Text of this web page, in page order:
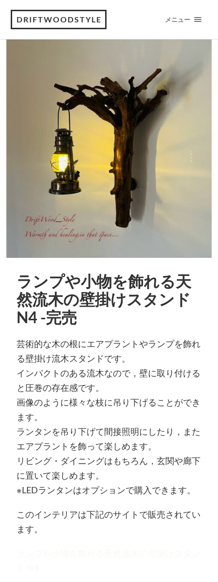
DRIFTWOODSTYLE メニュー
ランプや小物を飾れる天
然流木の壁掛けスタンド
N4 -完売
芸術的な木の根にエアプラントやランプを飾れ
る壁掛け流木スタンドです。
インパクトのある流木なので，壁に取り付ける
と圧巻の存在感です。
画像のように様々な枝に吊り下げることができ
ます。
ランタンを吊り下げて間接照明にしたり，また
エアプラントを飾って楽しめます。
リビング・ダイニングはもちろん，玄関や廊下
に置いて楽しめます。
※LEDランタンはオプションで購入できます。
このインテリアは下記のサイトで販売されてい
ます。